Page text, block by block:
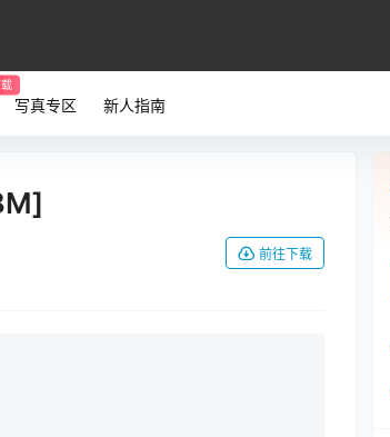
写真专区 新人指南
前往下载